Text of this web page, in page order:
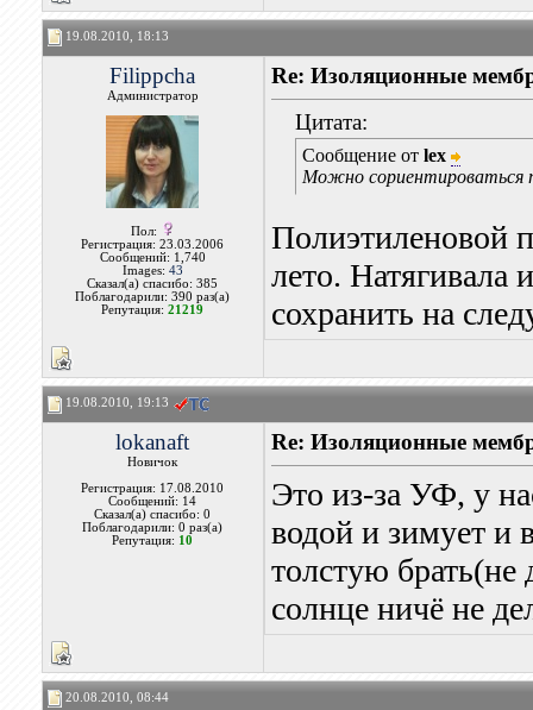
19.08.2010, 18:13
Filippcha
Администратор
Пол:
Регистрация: 23.03.2006
Сообщений: 1,740
Images: 43
Сказал(а) спасибо: 385
Поблагодарили: 390 раз(а)
Репутация:21219
Re: Изоляционные
Цитата:
Сообщение от lex
Можно сориентироваться
Полиэтиленовой
лето.
сохранить на
19.08.2010, 19:13
lokanaft
Новичок
Регистрация: 17.08.2010
Сообщений: 14
Сказал(а) спасибо: 0
Поблагодарили: 0 раз(а)
Репутация: 10
Re: Изоляционные
Это из-за УФ, у
водой и зимует и
толстую брать(не
солнце ничё не
20.08.2010, 08:44